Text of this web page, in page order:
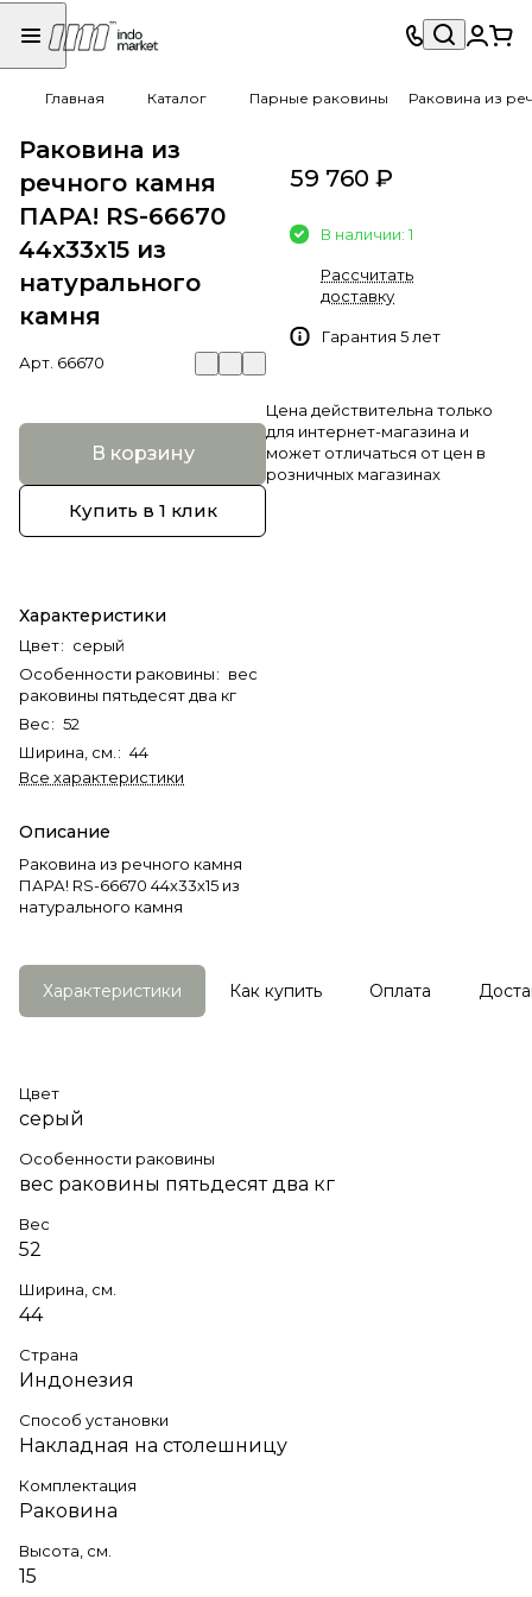
Главная Каталог Парные раковины Раковина из
Раковина из
речного камня
ПАРА! RS-66670
44х33х15 из
натурального
камня
Арт. 66670
В корзину
Купить в 1 клик
Характеристики
Цвет: серый
Особенности раковины: вес
раковины пятьдесят два кг
Вес: 52
Ширина, см. : 44
Все характеристики
Описание
Раковина из речного камня
ПАРА! RS-66670 44х33х15 из
натурального камня
59 760 ₽
В наличии: 1
Рассчитать
доставку
Гарантия 5 лет
Цена действительна только
для интернет-магазина и
может отличаться от цен в
розничных магазинах
Характеристики Как купить Оплата
Цвет
серый
Особенности раковины
вес раковины пятьдесят два кг
Вес
52
Ширина, см.
44
Страна
Индонезия
Способ установки
Накладная на столешницу
Комплектация
Раковина
Высота, см.
15